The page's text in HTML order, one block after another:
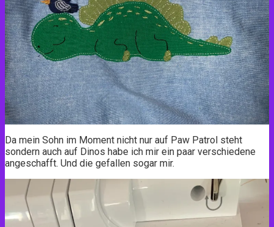
Da mein Sohn im Moment nicht nur auf Paw Patrol steht
sondern auch auf Dinos habe ich mir ein paar verschiedene
angeschafft. Und die gefallen sogar mir.